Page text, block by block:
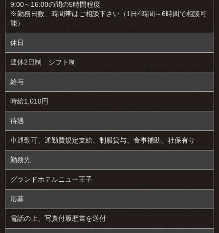
9:00～16:00の間の5時間程度
※勤務日数、時間帯はご相談下さい（1日4時間～6時間で相談可
能）
休日
週休2日制 シフト制
給与
時給1,010円
待遇
車通勤可、通勤費規定支給、制服貸与、食事補助、社保有り
勤務先
グランドホテルニュー王子
応募
電話の上、写真付履歴書を送付